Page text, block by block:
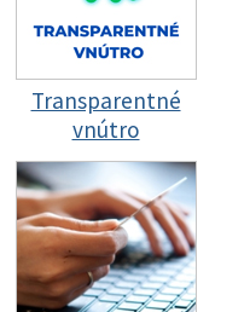
Transparentné
vnútro